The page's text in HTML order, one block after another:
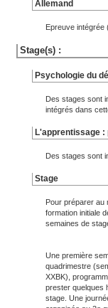
Allemand
Epreuve intégrée
Stage(s) :
Psychologie du
Des stages sont
intégrés dans
L'apprentissage
Des stages sont
Stage
Pour préparer au
formation initiale
semaines de
Une première
quadrimestre
XXBK),
prester quelques
stage. Une